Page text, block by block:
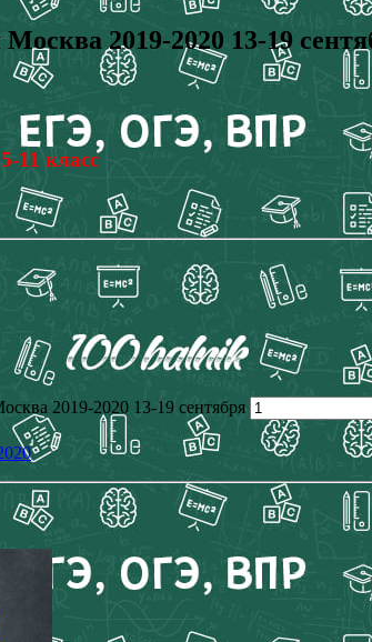
2019-2020 13-19
11 класс
2019-2020 13-19 сентября